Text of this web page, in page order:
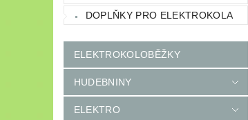
DOPLŇKY PRO ELEKTROKOLA
ELEKTROKOLOBĚŽKY
HUDEBNINY
ELEKTRO